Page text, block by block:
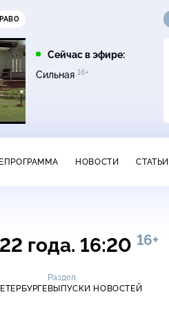
Сейчас в эфире:
Сильная 16+
16:00
Сегодня
НОВОСТИ СТАТЬИ
года. 16:20 16+
Раздел
ВЫПУСКИ НОВОСТЕЙ